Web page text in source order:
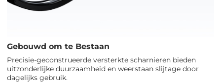
Gebouwd om te Bestaan
Precisie-geconstrueerde versterkte scharnieren bieden
uitzonderlijke duurzaamheid en weerstaan slijtage door
dagelijks gebruik.